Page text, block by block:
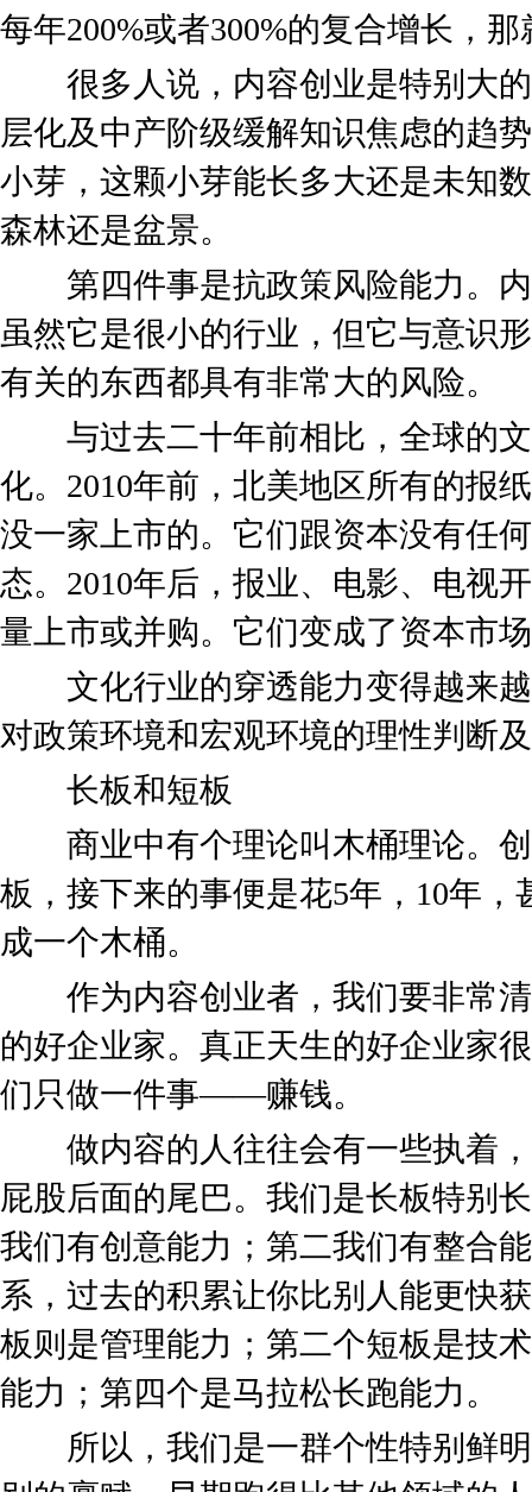
每年200%或者300%的复合增长，
很多人说，内容创业是特别大的
层化及中产阶级缓解知识焦虑的趋
小芽，这颗小芽能长多大还是未知
森林还是盆景。
第四件事是抗政策风险能力。内
虽然它是很小的行业，但它与意识
有关的东西都具有非常大的风险。
与过去二十年前相比，全球的文
化。2010年前，北美地区所有的报
没一家上市的。它们跟资本没有任
态。2010年后，报业、电影、电视
量上市或并购。它们变成了资本市
文化行业的穿透能力变得越来越
对政策环境和宏观环境的理性判断
长板和短板
商业中有个理论叫木桶理论。创
板，接下来的事便是花5年，10年，
成一个木桶。
作为内容创业者，我们要非常清
的好企业家。真正天生的好企业家
们只做一件事——赚钱。
做内容的人往往会有一些执着，
屁股后面的尾巴。我们是长板特别
我们有创意能力；第二我们有整合
系，过去的积累让你比别人能更快
板则是管理能力；第二个短板是技
能力；第四个是马拉松长跑能力。
所以，我们是一群个性特别鲜明